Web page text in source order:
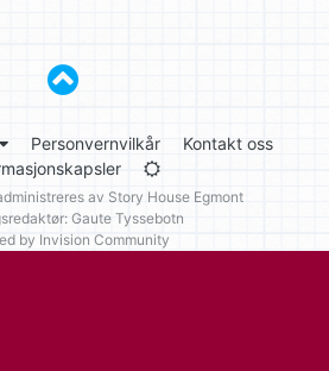
Personvernvilkår
Kontakt oss
av Story House Egmont
Gaute Tyssebotn
by Invision Community